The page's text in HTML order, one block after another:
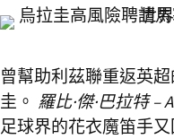
曾幫助利茲聯重返英
圭。 羅比·傑·巴拉特 –
足球界的花衣魔笛手